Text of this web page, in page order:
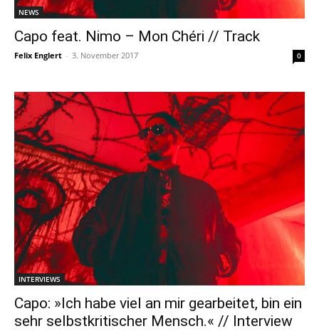
NEWS
Capo feat. Nimo – Mon Chéri // Track
Felix Englert - 3. November 2017 0
INTERVIEWS
Capo: »Ich habe viel an mir gearbeitet, bin ein
sehr selbstkritischer Mensch.« // Interview